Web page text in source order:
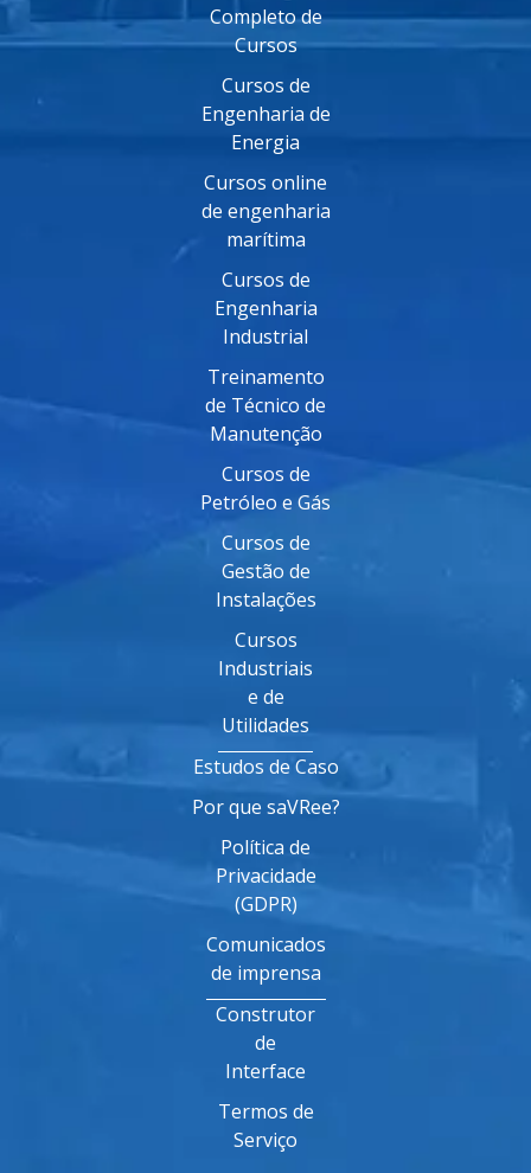
Completo de
Cursos
Cursos de
Engenharia de
Energia
Cursos online
de engenharia
marítima
Cursos de
Engenharia
Industrial
Treinamento
de Técnico de
Manutenção
Cursos de
Petróleo e Gás
Cursos de
Gestão de
Instalações
Cursos
Industriais
e de
Utilidades
Estudos de Caso
Por que saVRee?
Política de
Privacidade
(GDPR)
Comunicados
de imprensa
Construtor
de
Interface
Termos de
Serviço